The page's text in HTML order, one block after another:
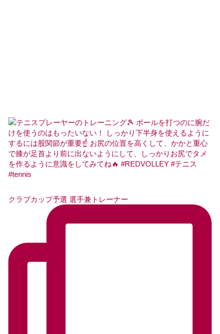
クラブカップ予選 選手兼トレーナー